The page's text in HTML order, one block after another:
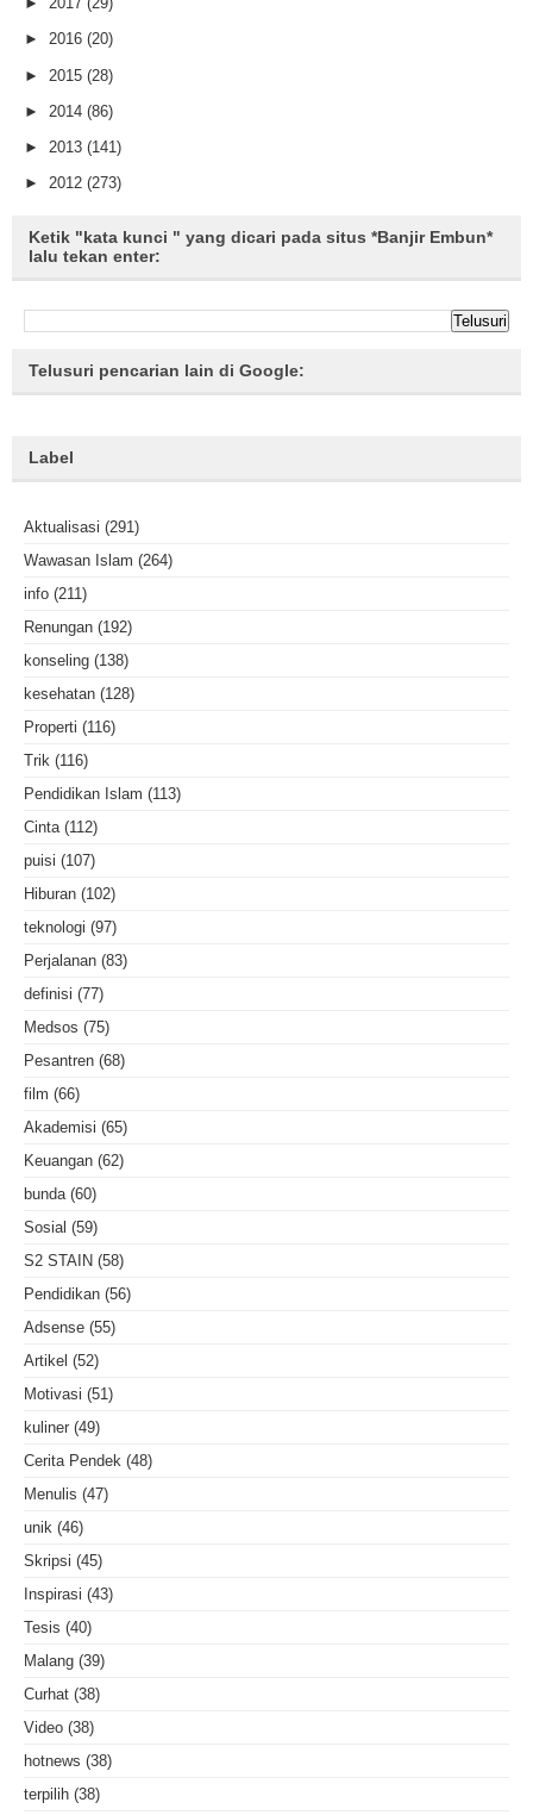
► 2016 (20)
► 2015 (28)
► 2014 (86)
► 2013 (141)
► 2012 (273)
Ketik "kata kunci " yang dicari pada situs *Banjir Embun*
lalu tekan enter:
Telusuri pencarian lain di Google:
Label
Aktualisasi (291)
Wawasan Islam (264)
info (211)
Renungan (192)
konseling (138)
kesehatan (128)
Properti (116)
Trik (116)
Pendidikan Islam (113)
Cinta (112)
puisi (107)
Hiburan (102)
teknologi (97)
Perjalanan (83)
definisi (77)
Medsos (75)
Pesantren (68)
film (66)
Akademisi (65)
Keuangan (62)
bunda (60)
Sosial (59)
S2 STAIN (58)
Pendidikan (56)
Adsense (55)
Artikel (52)
Motivasi (51)
kuliner (49)
Cerita Pendek (48)
Menulis (47)
unik (46)
Skripsi (45)
Inspirasi (43)
Tesis (40)
Malang (39)
Curhat (38)
Video (38)
hotnews (38)
terpilih (38)